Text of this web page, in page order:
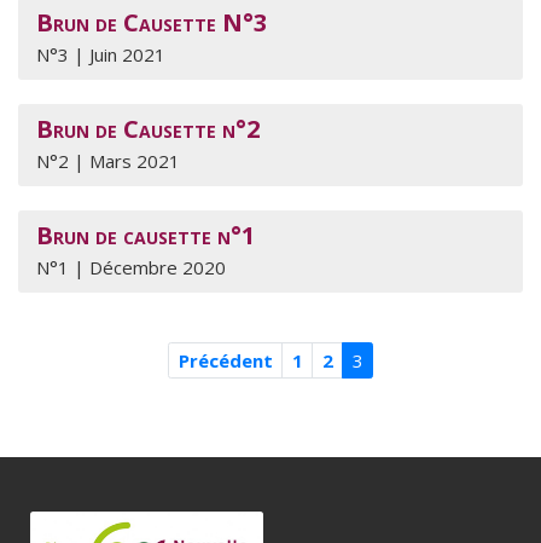
Brun de Causette N°3
N°3 | Juin 2021
Brun de Causette n°2
N°2 | Mars 2021
Brun de causette n°1
N°1 | Décembre 2020
Précédent 1 2 3